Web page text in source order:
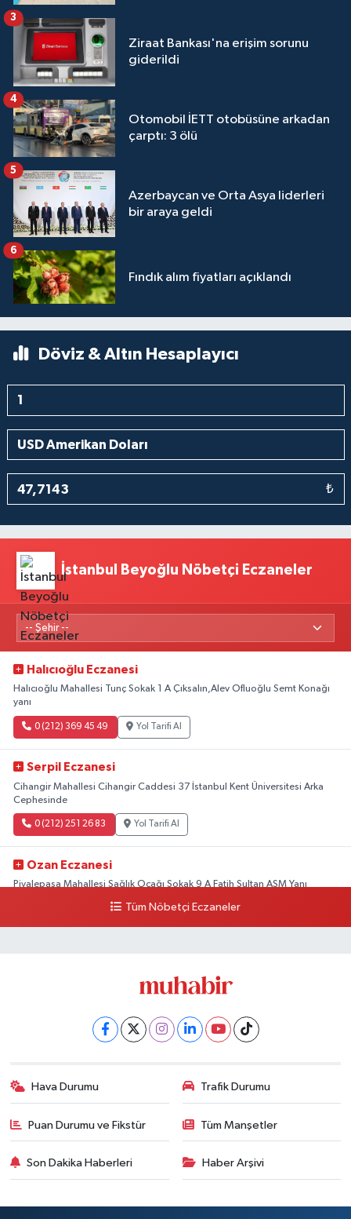
Ziraat Bankası'na erişim sorunu
giderildi
3
Otomobil İETT otobüsüne arkadan
çarptı: 3 ölü
4
Azerbaycan ve Orta Asya liderleri
bir araya geldi
5
Fındık alım fiyatları açıklandı
6
Döviz & Altın Hesaplayıcı
₺
İstanbul Beyoğlu Nöbetçi Eczaneler
Halıcıoğlu Eczanesi
Halıcıoğlu Mahallesi Tunç Sokak 1 A Çıksalın,Alev Ofluoğlu Semt Konağı
yanı
0 (212) 369 45 49 Yol Tarifi Al
Serpil Eczanesi
Cihangir Mahallesi Cihangir Caddesi 37 İstanbul Kent Üniversitesi Arka
Cephesinde
0 (212) 251 26 83 Yol Tarifi Al
Ozan Eczanesi
Piyalepaşa Mahallesi Sağlık Ocağı Sokak 9 A Fatih Sultan ASM Yanı
Yol Tarifi Al
Tüm Nöbetçi Eczaneler
Hava Durumu Trafik Durumu
Puan Durumu ve Fikstür Tüm Manşetler
Son Dakika Haberleri Haber Arşivi